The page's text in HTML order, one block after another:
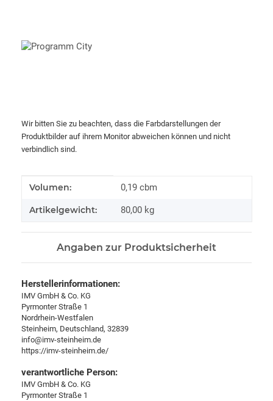
Wir bitten Sie zu beachten, dass die Farbdarstellungen der
Produktbilder auf ihrem Monitor abweichen können und nicht
verbindlich sind.
Produkteigenschaft
Wert
Volumen: 0,19 cbm
Artikelgewicht: 80,00 kg
Angaben zur Produktsicherheit
Herstellerinformationen:
IMV GmbH & Co. KG
Pyrmonter Straße 1
Nordrhein-Westfalen
Steinheim, Deutschland, 32839
info@imv-steinheim.de
https://imv-steinheim.de/
verantwortliche Person:
IMV GmbH & Co. KG
Pyrmonter Straße 1